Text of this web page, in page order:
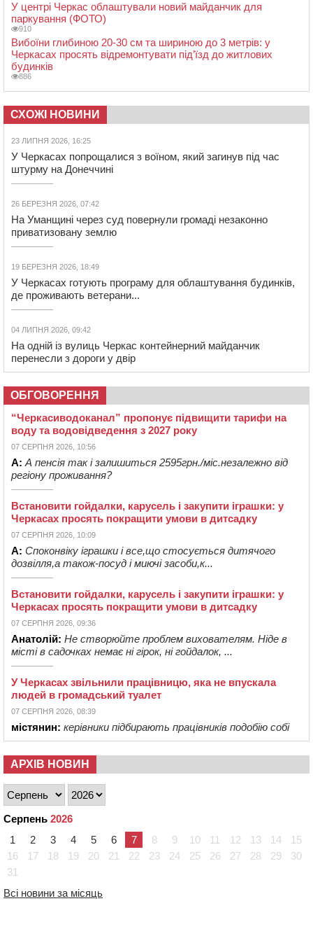
У центрі Черкас облаштували новий майданчик для
паркування (ФОТО)
910
Вибоїни глибиною 20-30 см та шириною до 3 метрів: у
Черкасах просять відремонтувати під’їзд до житлових
будинків
886
СХОЖІ НОВИНИ
23 ЛИПНЯ 2026, 16:25
У Черкасах попрощалися з воїном, який загинув під час
штурму на Донеччині
26 БЕРЕЗНЯ 2026, 07:42
На Уманщині через суд повернули громаді незаконно
приватизовану землю
19 БЕРЕЗНЯ 2026, 18:49
У Черкасах готують програму для облаштування будинків,
де проживають ветерани...
04 ЛИПНЯ 2026, 09:42
На одній із вулиць Черкас контейнерний майданчик
перенесли з дороги у двір
ОБГОВОРЕННЯ
“Черкасиводоканал” пропонує підвищити тарифи на
воду та водовідведення з 2027 року
07 СЕРПНЯ 2026, 10:56
А: А пенсія так і залишиться 2595грн./міс.незалежно від
регіону проживання?
Встановити гойдалки, карусель і закупити іграшки: у
Черкасах просять покращити умови в дитсадку
07 СЕРПНЯ 2026, 10:09
А: Споконвіку іграшки і все,що стосується дитячого
дозвілля,а також-посуд і миючі засоби,к...
Встановити гойдалки, карусель і закупити іграшки: у
Черкасах просять покращити умови в дитсадку
07 СЕРПНЯ 2026, 09:36
Анатолій: Не створюйте проблем вихователям. Ніде в
місті в садочках немає ні гірок, ні гойдалок, ...
У Черкасах звільнили працівницю, яка не впускала
людей в громадський туалет
07 СЕРПНЯ 2026, 08:39
містянин: керівники підбирають працівників подобію собі
АРХІВ НОВИН
Серпень 2026
1
2 3 4 5 6 7 8 9 10 11 12 13 14
15
16
17 18 19 20 21 22 23 24 25 26 27 28 29
30
31
Всі новини за місяць